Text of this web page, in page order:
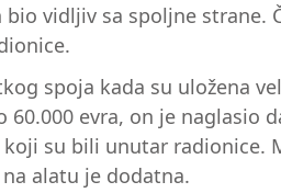
vidljiv sa spoljne strane.
spoja kada su uložena
evra, on je naglasio
su bili unutar radionice.
alatu je dodatna.